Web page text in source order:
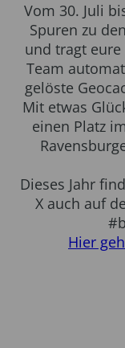
Vom 30. Juli
Spuren zu
und tragt
Team
gelöste
Mit etwas
einen Platz
Dieses Jahr
X auch auf
Hier